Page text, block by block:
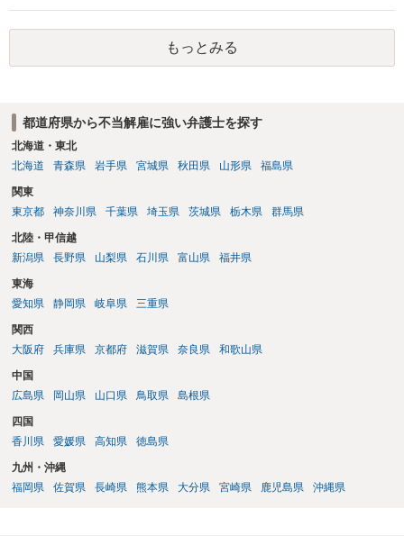
もっとみる
都道府県から不当解雇に強い弁護士を探す
北海道・東北
北海道
青森県 岩手県 宮城県 秋田県 山形県 福島県
関東
東京都
神奈川県 千葉県 埼玉県 茨城県 栃木県 群馬県
北陸・甲信越
新潟県
長野県 山梨県 石川県 富山県 福井県
東海
愛知県
静岡県 岐阜県 三重県
関西
大阪府
兵庫県 京都府 滋賀県 奈良県 和歌山県
中国
広島県
岡山県 山口県 鳥取県 島根県
四国
香川県
愛媛県 高知県 徳島県
九州・沖縄
福岡県
佐賀県 長崎県 熊本県 大分県 宮崎県 鹿児島県 沖縄県